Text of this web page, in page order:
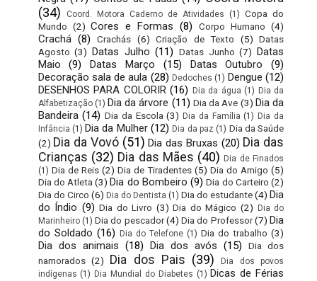
(34)
Coord. Motora Caderno de Atividades (1) Copa do
Mundo (2) Cores e Formas (8) Corpo Humano (4)
Crachá (8) Crachás (6) Criação de Texto (5) Datas
Agosto (3) Datas Julho (11) Datas Junho (7) Datas
Maio
(9) Datas Março (15) Datas Outubro
(9)
Decoração sala de aula (28) Dedoches (1) Dengue (12)
DESENHOS PARA COLORIR (16) Dia da água (1) Dia da
Alfabetização (1) Dia da árvore (11) Dia da Ave (3) Dia da
Bandeira (14) Dia da Escola (3) Dia da Família (1) Dia da
Infância (1) Dia da Mulher (12) Dia da paz (1) Dia da Saúde
(2) Dia da Vovó (51) Dia das Bruxas (20) Dia das
Crianças (32) Dia das Mães (40) Dia de Finados
(1) Dia de Reis (2) Dia de Tiradentes (5) Dia do Amigo (5)
Dia do Atleta (3) Dia do Bombeiro (9) Dia do Carteiro (2)
Dia do Circo (6) Dia do Dentista (1) Dia do estudante(4) Dia
do Índio (9) Dia do Livro (3) Dia do Mágico (2)
Dia do
Marinheiro (1) Dia do pescador (4) Dia do Professor (7) Dia
do Soldado (16) Dia do Telefone (1) Dia do trabalho (3)
Dia dos animais (18) Dia dos avós (15)
Dia dos
namorados (2) Dia dos Pais (39)
Dia dos povos
indígenas (1) Dia Mundial do Diabetes (1) Dicas de Férias